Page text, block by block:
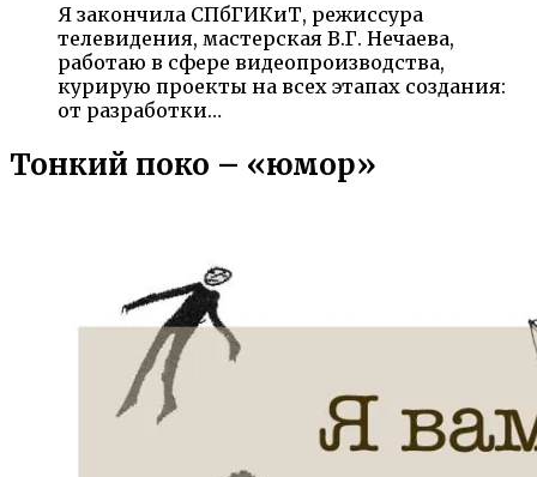
Я закончила СПбГИКиТ, режиссура
телевидения, мастерская В.Г. Нечаева,
работаю в сфере видеопроизводства,
курирую проекты на всех этапах создания:
от разработки…
Тонкий поко – «юмор»